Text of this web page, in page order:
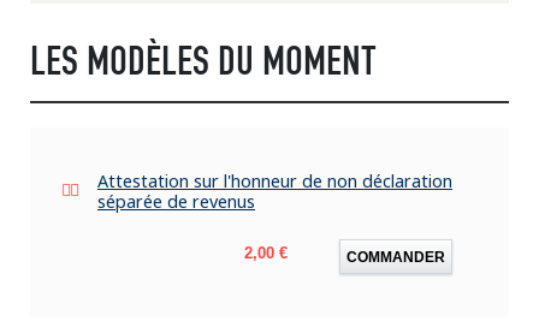
LES MODÈLES DU MOMENT
Attestation sur l'honneur de non déclaration
séparée de revenus
Prix
2,00 € COMMANDER